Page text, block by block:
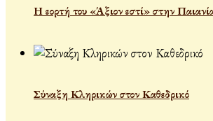
Η εορτή του «Άξιον εστί» στην
Σύναξη Κληρικών στον Καθεδρικό